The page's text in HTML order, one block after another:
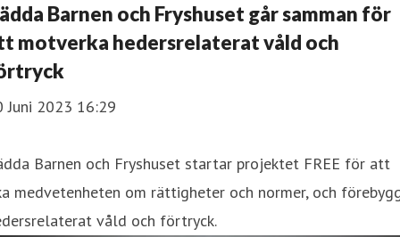
Barnen och Fryshuset går samman för
motverka hedersrelaterat våld och
Juni 2023 16:29
Barnen och Fryshuset startar projektet FREE för att
medvetenheten om rättigheter och normer, och
våld och förtryck.